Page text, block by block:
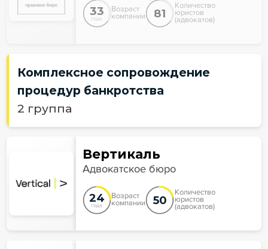
33
года
Возраст
компании 81
Количество
юристов
(адвокатов)
Комплексное сопровождение
процедур банкротства
2 группа
Вертикаль
Адвокатское бюро
24
года
Возраст
компании 50
Количество
юристов
(адвокатов)